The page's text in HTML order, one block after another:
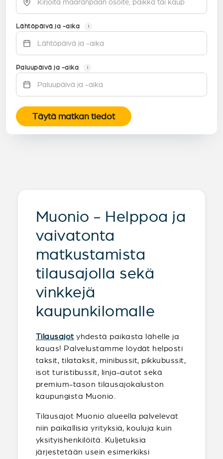
Lähtöpäivä ja -aika i
Paluupäivä ja -aika i
Täytä matkan tiedot
Muonio - Helppoa ja
vaivatonta
matkustamista
tilausajolla sekä
vinkkejä
kaupunkilomalle
Tilausajot yhdestä paikasta lähelle ja
kauas! Palvelustamme löydät helposti
taksit, tilataksit, minibussit, pikkubussit,
isot turistibussit, linja-autot sekä
premium-tason tilausajokaluston
kaupungista Muonio.
Tilausajot Muonio alueella palvelevat
niin paikallisia yrityksiä, kouluja kuin
yksityishenkilöitä. Kuljetuksia
järjestetään usein esimerkiksi